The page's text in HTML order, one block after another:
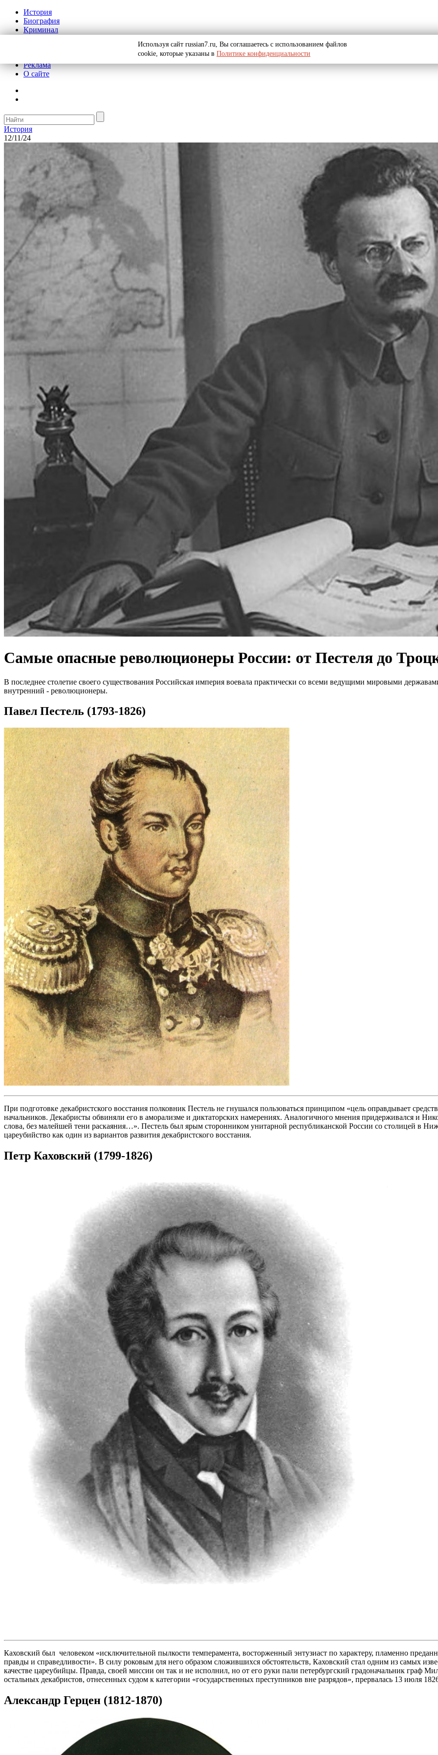
История
Биография
Криминал
Реклама
О сайте
История
12/11/24
Самые опасные революционеры России: от Пестеля до
В последнее столетие своего существования Российская империя воевала практически со всеми ведущими мировыми
внутренний - революционеры.
Павел Пестель (1793-1826)
При подготовке декабристского восстания полковник Пестель не гнушался пользоваться принципом «цель оправдывает
начальников. Декабристы обвиняли его в аморализме и диктаторских намерениях. Аналогичного мнения придерживался и
слова, без малейшей тени раскаяния…». Пестель был ярым сторонником унитарной республиканской России со столицей в
цареубийство как один из вариантов развития декабристского восстания.
Петр Каховский (1799-1826)
Каховский был человеком «исключительной пылкости темперамента, восторженный энтузиаст по характеру, пламенно
правды и справедливости». В силу роковым для него образом сложившихся обстоятельств, Каховский стал одним из самых
качестве цареубийцы. Правда, своей миссии он так и не исполнил, но от его руки пали петербургский градоначальник граф
остальных декабристов, отнесенных судом к категории «государственных преступников вне разрядов», прервалась 13 июля
Александр Герцен (1812-1870)
Используя сайт russian7.ru, Вы соглашаетесь с использованием файлов
cookie, которые указаны в Политике конфиденциальности